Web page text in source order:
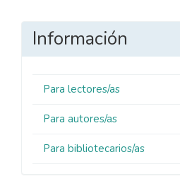
Información
Para lectores/as
Para autores/as
Para bibliotecarios/as